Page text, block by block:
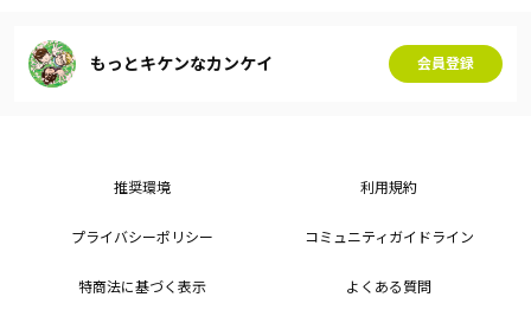
もっとキケンなカンケイ 会員登録
推奨環境 利用規約
プライバシーポリシー コミュニティガイドライン
特商法に基づく表示 よくある質問